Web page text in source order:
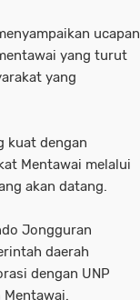
ucapan
yang turut
yang
kuat dengan
Mentawai melalui
akan datang.
Jongguran
daerah
dengan UNP
Mentawai.